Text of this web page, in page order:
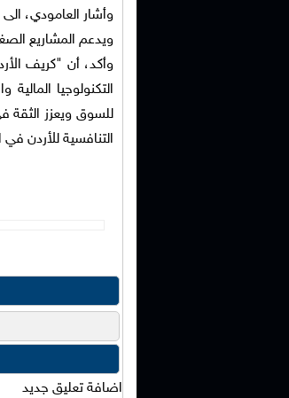
وأشار العامودي،
ويدعم المشاريع
وأكد، أن "كريف
التكنولوجيا
للسوق ويعزز الثقة
التنافسية للأردن
اضافة تعليق جديد